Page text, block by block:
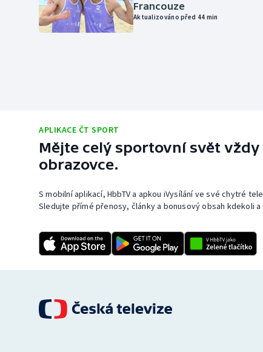
Francouze
Aktualizováno před 44 min
APLIKACE ČT SPORT
Mějte celý sportovní svět vždy
obrazovce.
S mobilní aplikací, HbbTV a apkou iVysílání ve své chytré
Sledujte přímé přenosy, články a bonusový obsah kdekoli a